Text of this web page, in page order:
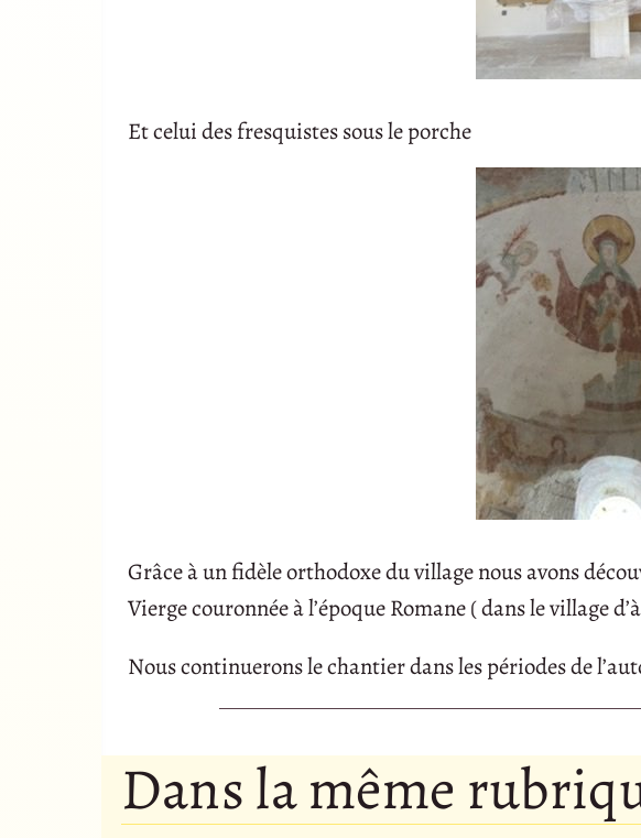
Et celui des fresquistes sous le porche
Grâce à un fidèle orthodoxe du village nous avons
Vierge couronnée à l’époque Romane ( dans le village
Nous continuerons le chantier dans les périodes de
Dans la même